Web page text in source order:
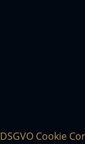
DSGVO Cookie